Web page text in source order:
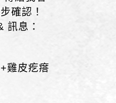
確認！
訊息：
雞皮疙瘩